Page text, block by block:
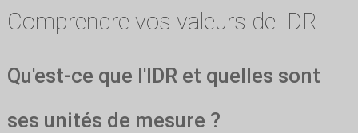
Comprendre vos valeurs de IDR
Qu'est-ce que l'IDR et quelles sont
ses unités de mesure ?